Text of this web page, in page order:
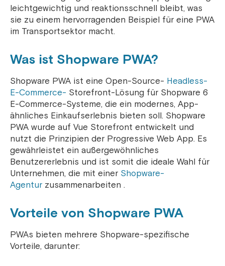
leichtgewichtig und reaktionsschnell bleibt, was
sie zu einem hervorragenden Beispiel für eine PWA
im Transportsektor macht.
Was ist Shopware PWA?
Shopware PWA ist eine Open-Source- Headless-
E-Commerce- Storefront-Lösung für Shopware 6
E-Commerce-Systeme, die ein modernes, App-
ähnliches Einkaufserlebnis bieten soll. Shopware
PWA wurde auf Vue Storefront entwickelt und
nutzt die Prinzipien der Progressive Web App. Es
gewährleistet ein außergewöhnliches
Benutzererlebnis und ist somit die ideale Wahl für
Unternehmen, die mit einer Shopware-
Agentur zusammenarbeiten .
Vorteile von Shopware PWA
PWAs bieten mehrere Shopware-spezifische
Vorteile, darunter: